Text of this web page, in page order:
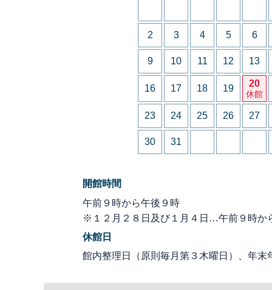
2 3 4 5 6
9 10 11 12 13
16 17 18 19 20
休館
23 24 25 26 27
30 31
開館時間
午前９時から午後９時
※１２月２８日及び１月４日…午前９時か
休館日
館内整理日（原則毎月第３木曜日）、年末